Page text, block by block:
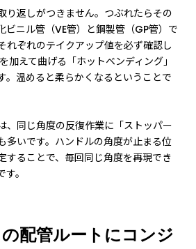
り返しがつきません。つぶれたらその
ビニル管（VE管）と鋼製管（GP管）で
れぞれのテイクアップ値を必ず確認し
加えて曲げる「ホットベンディング」
。温めると柔らかくなるということで
、同じ角度の反復作業に「ストッパー
多いです。ハンドルの角度が止まる位
することで、毎回同じ角度を再現でき
。
配管ルートにコンジ